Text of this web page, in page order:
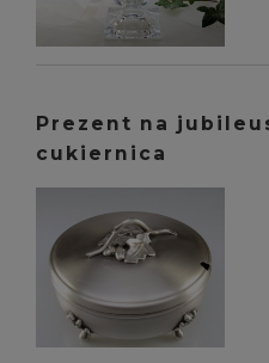
Prezent na
cukiernica